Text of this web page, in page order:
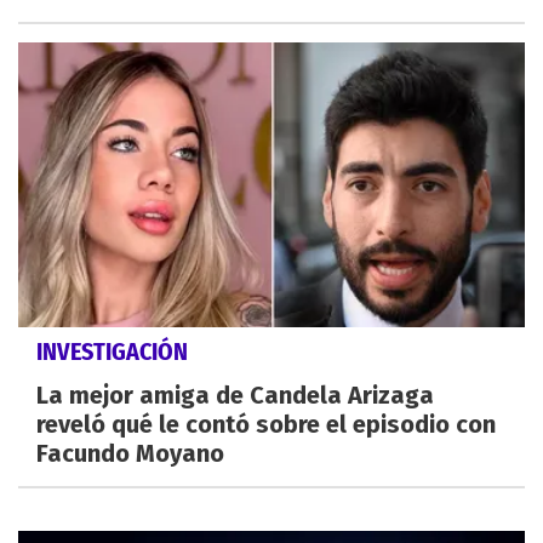
INVESTIGACIÓN
La mejor amiga de Candela Arizaga
reveló qué le contó sobre el episodio con
Facundo Moyano